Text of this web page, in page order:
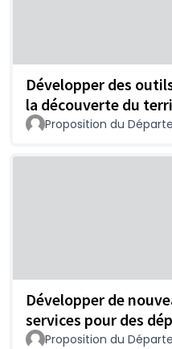
Développer des
la découverte du
Proposition du
Développer de
services pour des
Proposition du